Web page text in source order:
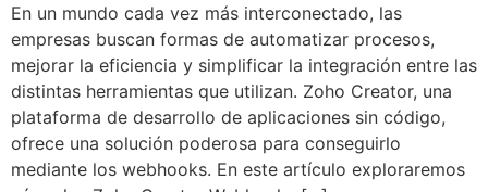
En un mundo cada vez más interconectado, las
empresas buscan formas de automatizar procesos,
mejorar la eficiencia y simplificar la integración entre las
distintas herramientas que utilizan. Zoho Creator, una
plataforma de desarrollo de aplicaciones sin código,
ofrece una solución poderosa para conseguirlo
mediante los webhooks. En este artículo exploraremos